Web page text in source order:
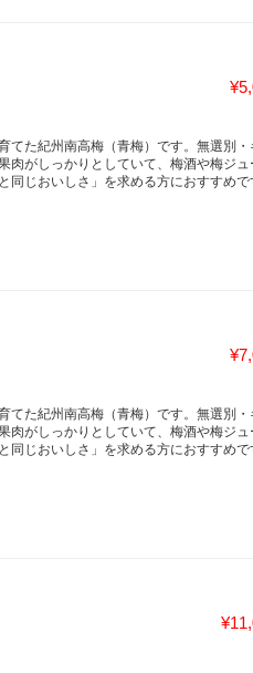
てた紀州南高梅（青梅）です。無選別
がしっかりとしていて、梅酒や梅ジュ
じおいしさ」を求める方におすすめで
てた紀州南高梅（青梅）です。無選別
がしっかりとしていて、梅酒や梅ジュ
じおいしさ」を求める方におすすめで